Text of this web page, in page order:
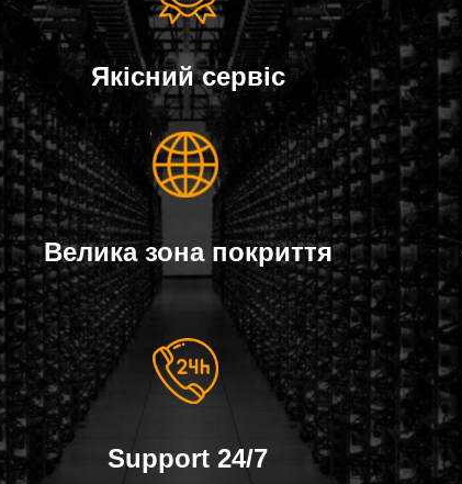
Якісний сервіс
Велика зона покриття
Support 24/7